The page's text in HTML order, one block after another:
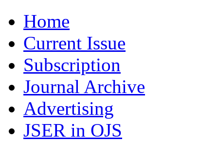
Home
Current Issue
Subscription
Journal Archive
Advertising
JSER in OJS